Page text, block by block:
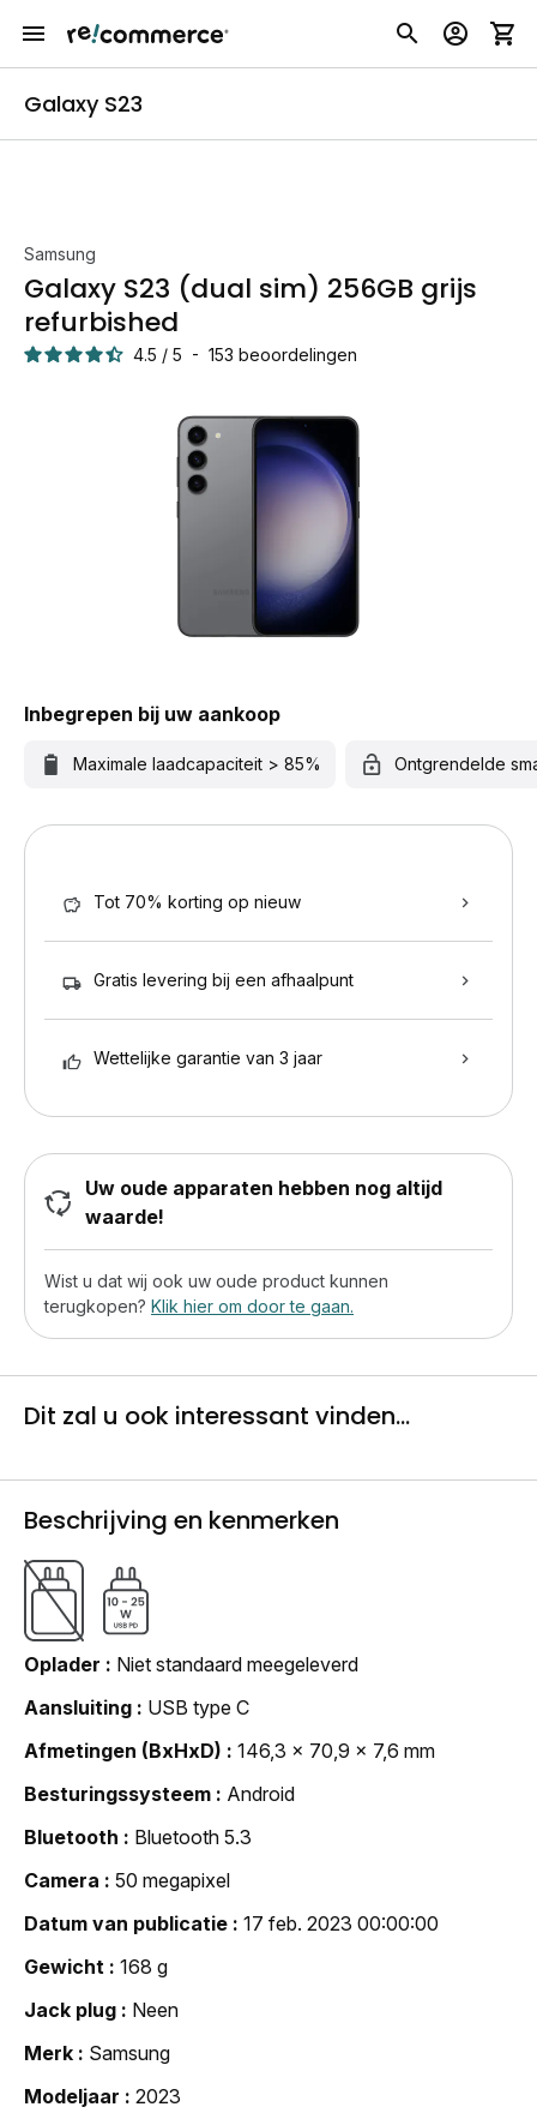
Galaxy S23
Samsung
Galaxy S23 (dual sim) 256GB grijs
refurbished
4.5 / 5 - 153 beoordelingen
Inbegrepen bij uw aankoop
Maximale laadcapaciteit > 85% Ontgrendelde
Tot 70% korting op nieuw
Gratis levering bij een afhaalpunt
Wettelijke garantie van 3 jaar
Uw oude apparaten hebben nog altijd
waarde!
Wist u dat wij ook uw oude product kunnen
terugkopen? Klik hier om door te gaan.
Dit zal u ook interessant vinden...
Beschrijving en kenmerken
Oplader
Niet standaard meegeleverd
Aansluiting
USB type C
Afmetingen (BxHxD)
146,3 x 70,9 x 7,6 mm
Besturingssysteem
Android
Bluetooth
Bluetooth 5.3
Camera
50 megapixel
Datum van publicatie
17 feb. 2023 00:00:00
Gewicht
168 g
Jack plug
Neen
Merk
Samsung
Modeljaar
2023